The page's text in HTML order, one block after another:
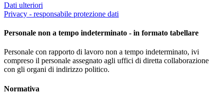
Dati ulteriori
Privacy - responsabile protezione dati
Personale non a tempo indeterminato - in formato tabellare
Personale con rapporto di lavoro non a tempo indeterminato, ivi
compreso il personale assegnato agli uffici di diretta collaborazione
con gli organi di indirizzo politico.
Normativa